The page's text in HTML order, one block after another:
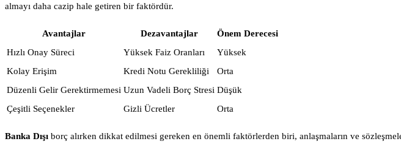
almayı daha cazip hale getiren bir faktördür.
Avantajlar Dezavantajlar
Önem Derecesi
Hızlı Onay Süreci
Yüksek Faiz Oranları
Yüksek
Kolay Erişim
Kredi Notu Gerekliliği
Orta
Düzenli Gelir Gerektirmemesi Uzun Vadeli Borç Stresi Düşük
Çeşitli Seçenekler
Gizli Ücretler Orta
Banka Dışı borç alırken dikkat edilmesi gereken en önemli faktörlerden biri, anlaşmaların ve